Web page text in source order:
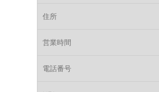
住所
営業時間
電話番号